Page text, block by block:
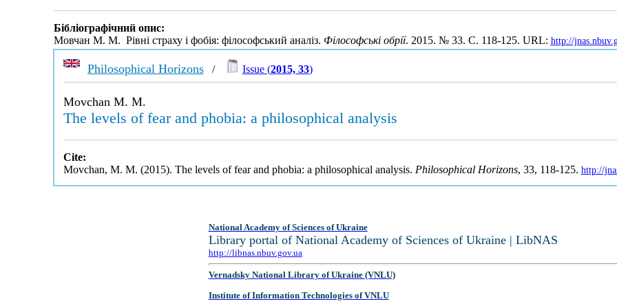
Бібліографічний опис:
Мовчан М. М. Рівні cтраху і фобія: філософський аналіз. Філософські обрії. 2015. № 33. С. 118-125. URL: http://
Philosophical Horizons/ Issue (2015, 33)
Movchan M. M.
The levels of fear and phobia: a philosophical analysis
Cite:
Movchan, M. M. (2015). The levels of fear and phobia: a philosophical analysis. Philosophical Horizons, 33, 118-125. http://
National Academy of Sciences of Ukraine
Library portal of National Academy of Sciences of Ukraine | LibNAS
http://libnas.nbuv.gov.ua
Vernadsky National Library of Ukraine (VNLU)
Institute of Information Technologies of VNLU